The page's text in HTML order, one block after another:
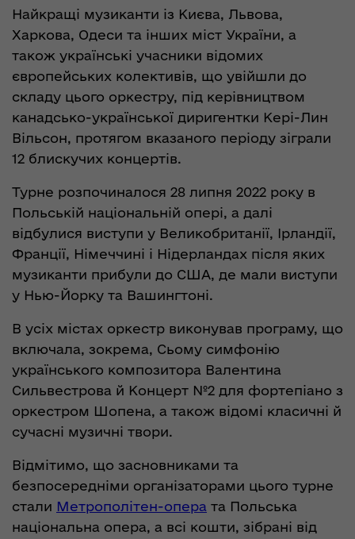
Найкращі музиканти із Києва, Львова,
Харкова, Одеси та інших міст України, а
також українські учасники відомих
європейських колективів, що увійшли до
складу цього оркестру, під керівництвом
канадсько-української диригентки Кері-Лин
Вільсон, протягом вказаного періоду зіграли
12 блискучих концертів.
Турне розпочиналося 28 липня 2022 року в
Польській національній опері, а далі
відбулися виступи у Великобританії, Ірландії,
Франції, Німеччині і Нідерландах після яких
музиканти прибули до США, де мали виступи
у Нью-Йорку та Вашингтоні.
В усіх містах оркестр виконував програму, що
включала, зокрема, Сьому симфонію
українського композитора Валентина
Сильвестрова й Концерт №2 для фортепіано з
оркестром Шопена, а також відомі класичні й
сучасні музичні твори.
Відмітимо, що засновниками та
безпосередніми організаторами цього турне
стали Метрополітен-опера та Польська
національна опера, а всі кошти, зібрані від